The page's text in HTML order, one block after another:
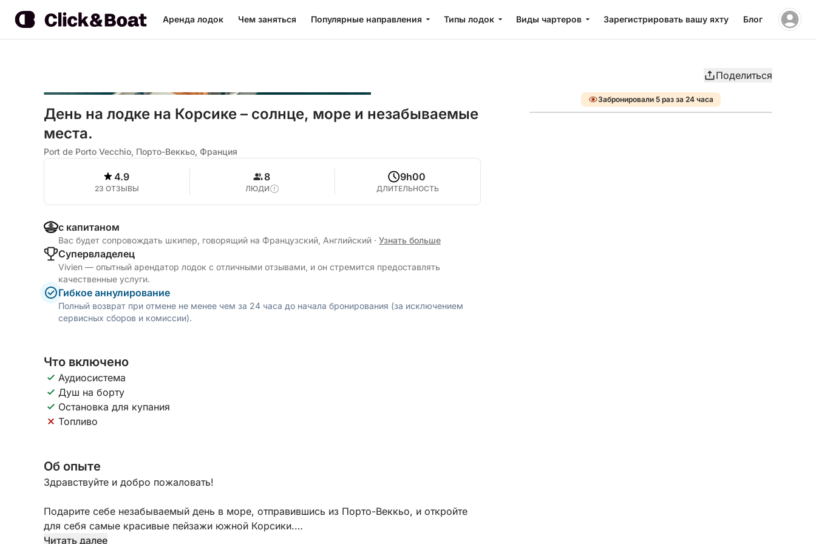
Аренда лодок Чем заняться Популярные направления Типы лодок Виды чартеров Зарегистрировать вашу яхту Блог
Поделиться
День на лодке на Корсике – солнце, море и незабываемые
места.
Port de Porto Vecchio, Порто-Веккьо, Франция
4.9
23 ОТЗЫВЫ
8
ЛЮДИ
9h00
ДЛИТЕЛЬНОСТЬ
с капитаном
Вас будет сопровождать шкипер, говорящий на Французский, Английский · Узнать больше
Cупервладелец
Vivien — опытный арендатор лодок с отличными отзывами, и он стремится предоставлять
качественные услуги.
Гибкое аннулирование
Полный возврат при отмене не менее чем за 24 часа до начала бронирования (за исключением
сервисных сборов и комиссии).
Что включено
Аудиосистема
Душ на борту
Остановка для купания
Топливо
Об опыте
Здравствуйте и добро пожаловать!
Подарите себе незабываемый день в море, отправившись из Порто-Веккьо, и откройте
для себя самые красивые пейзажи южной Корсики.
Читать далее
Забронировали 5 раз за 24 часа